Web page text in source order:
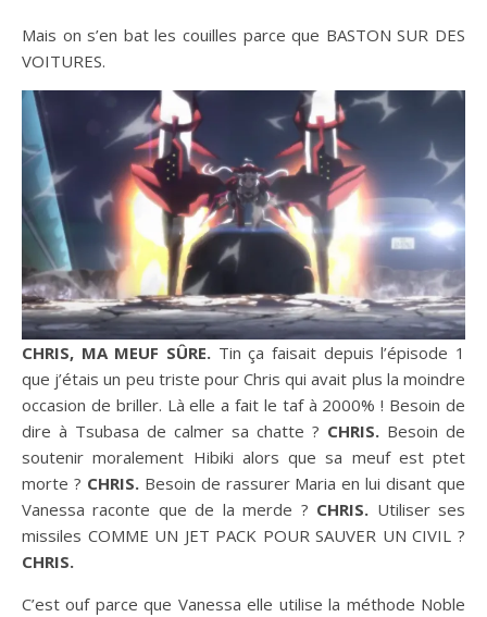
Mais on s’en bat les couilles parce que BASTON SUR DES
VOITURES.
CHRIS, MA MEUF SÛRE. Tin ça faisait depuis l’épisode 1
que j’étais un peu triste pour Chris qui avait plus la moindre
occasion de briller. Là elle a fait le taf à 2000% ! Besoin de
dire à Tsubasa de calmer sa chatte ? CHRIS. Besoin de
soutenir moralement Hibiki alors que sa meuf est ptet
morte ? CHRIS.Besoin de rassurer Maria en lui disant que
Vanessa raconte que de la merde ? CHRIS. Utiliser ses
missiles COMME UN JET PACK POUR SAUVER UN CIVIL ?
CHRIS.
C’est ouf parce que Vanessa elle utilise la méthode Noble